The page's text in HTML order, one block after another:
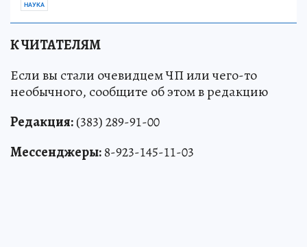
НАУКА
К ЧИТАТЕЛЯМ
Если вы стали очевидцем ЧП или чего-то
необычного, сообщите об этом в редакцию
Редакция:(383) 289-91-00
Мессенджеры:8-923-145-11-03